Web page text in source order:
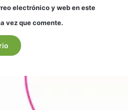
electrónico y web en este
vez que comente.